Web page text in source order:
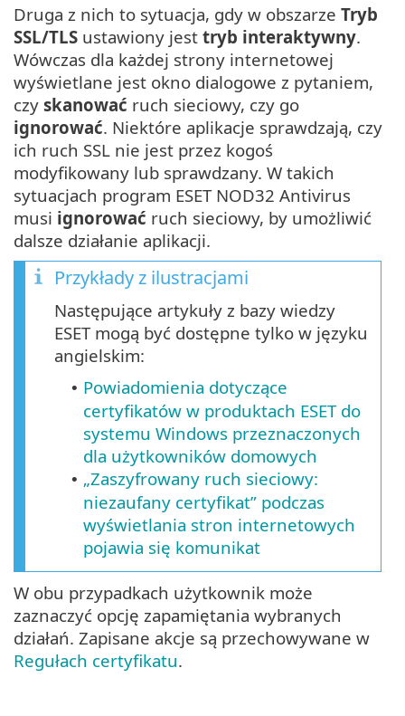
Druga z nich to sytuacja, gdy w obszarze Tryb
SSL/TLS ustawiony jest tryb interaktywny.
Wówczas dla każdej strony internetowej
wyświetlane jest okno dialogowe z pytaniem,
czy skanować ruch sieciowy, czy go
ignorować. Niektóre aplikacje sprawdzają, czy
ich ruch SSL nie jest przez kogoś
modyfikowany lub sprawdzany. W takich
sytuacjach program ESET NOD32 Antivirus
musi ignorować ruch sieciowy, by umożliwić
dalsze działanie aplikacji.
Przykłady z ilustracjami
Następujące artykuły z bazy wiedzy
ESET mogą być dostępne tylko w języku
angielskim:
• Powiadomienia dotyczące
certyfikatów w produktach ESET do
systemu Windows przeznaczonych
dla użytkowników domowych
• „Zaszyfrowany ruch sieciowy:
niezaufany certyfikat” podczas
wyświetlania stron internetowych
pojawia się komunikat
W obu przypadkach użytkownik może
zaznaczyć opcję zapamiętania wybranych
działań. Zapisane akcje są przechowywane w
Regułach certyfikatu.